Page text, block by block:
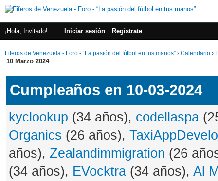
¡Hola, Invitado! Iniciar sesión Regístrate
Fiferos de Venezuela - Foro - “La pasión del fútbol en tus manos” › Calendario ›
10 Marzo 2024
Cumpleaños en 10-03-2024
kyclookup (34 años), codellaspa
Organics (26 años),
años), Zealandimmigration (26
(34 años), EVocktra (34 años), Al